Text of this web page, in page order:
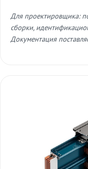
Для проектировщика:
сборки,
Документация